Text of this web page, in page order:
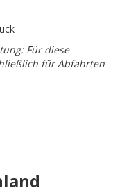
Für diese
für Abfahrten